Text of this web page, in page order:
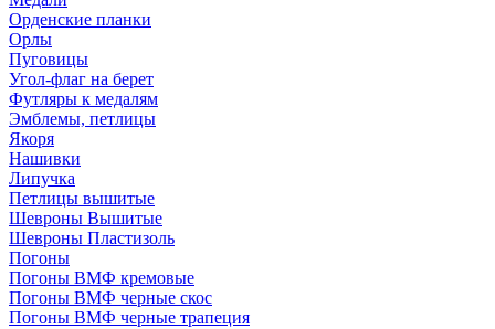
Орденские планки
Орлы
Пуговицы
Угол-флаг на берет
Футляры к медалям
Эмблемы, петлицы
Якоря
Нашивки
Липучка
Петлицы вышитые
Шевроны Вышитые
Шевроны Пластизоль
Погоны
Погоны ВМФ кремовые
Погоны ВМФ черные скос
Погоны ВМФ черные трапеция